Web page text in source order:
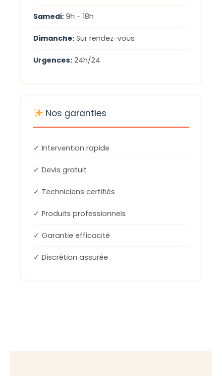
Samedi: 9h - 18h
Dimanche: Sur rendez-vous
Urgences: 24h/24
Nos garanties
✓ Intervention rapide
✓ Devis gratuit
✓ Techniciens certifiés
✓ Produits professionnels
✓ Garantie efficacité
✓ Discrétion assurée